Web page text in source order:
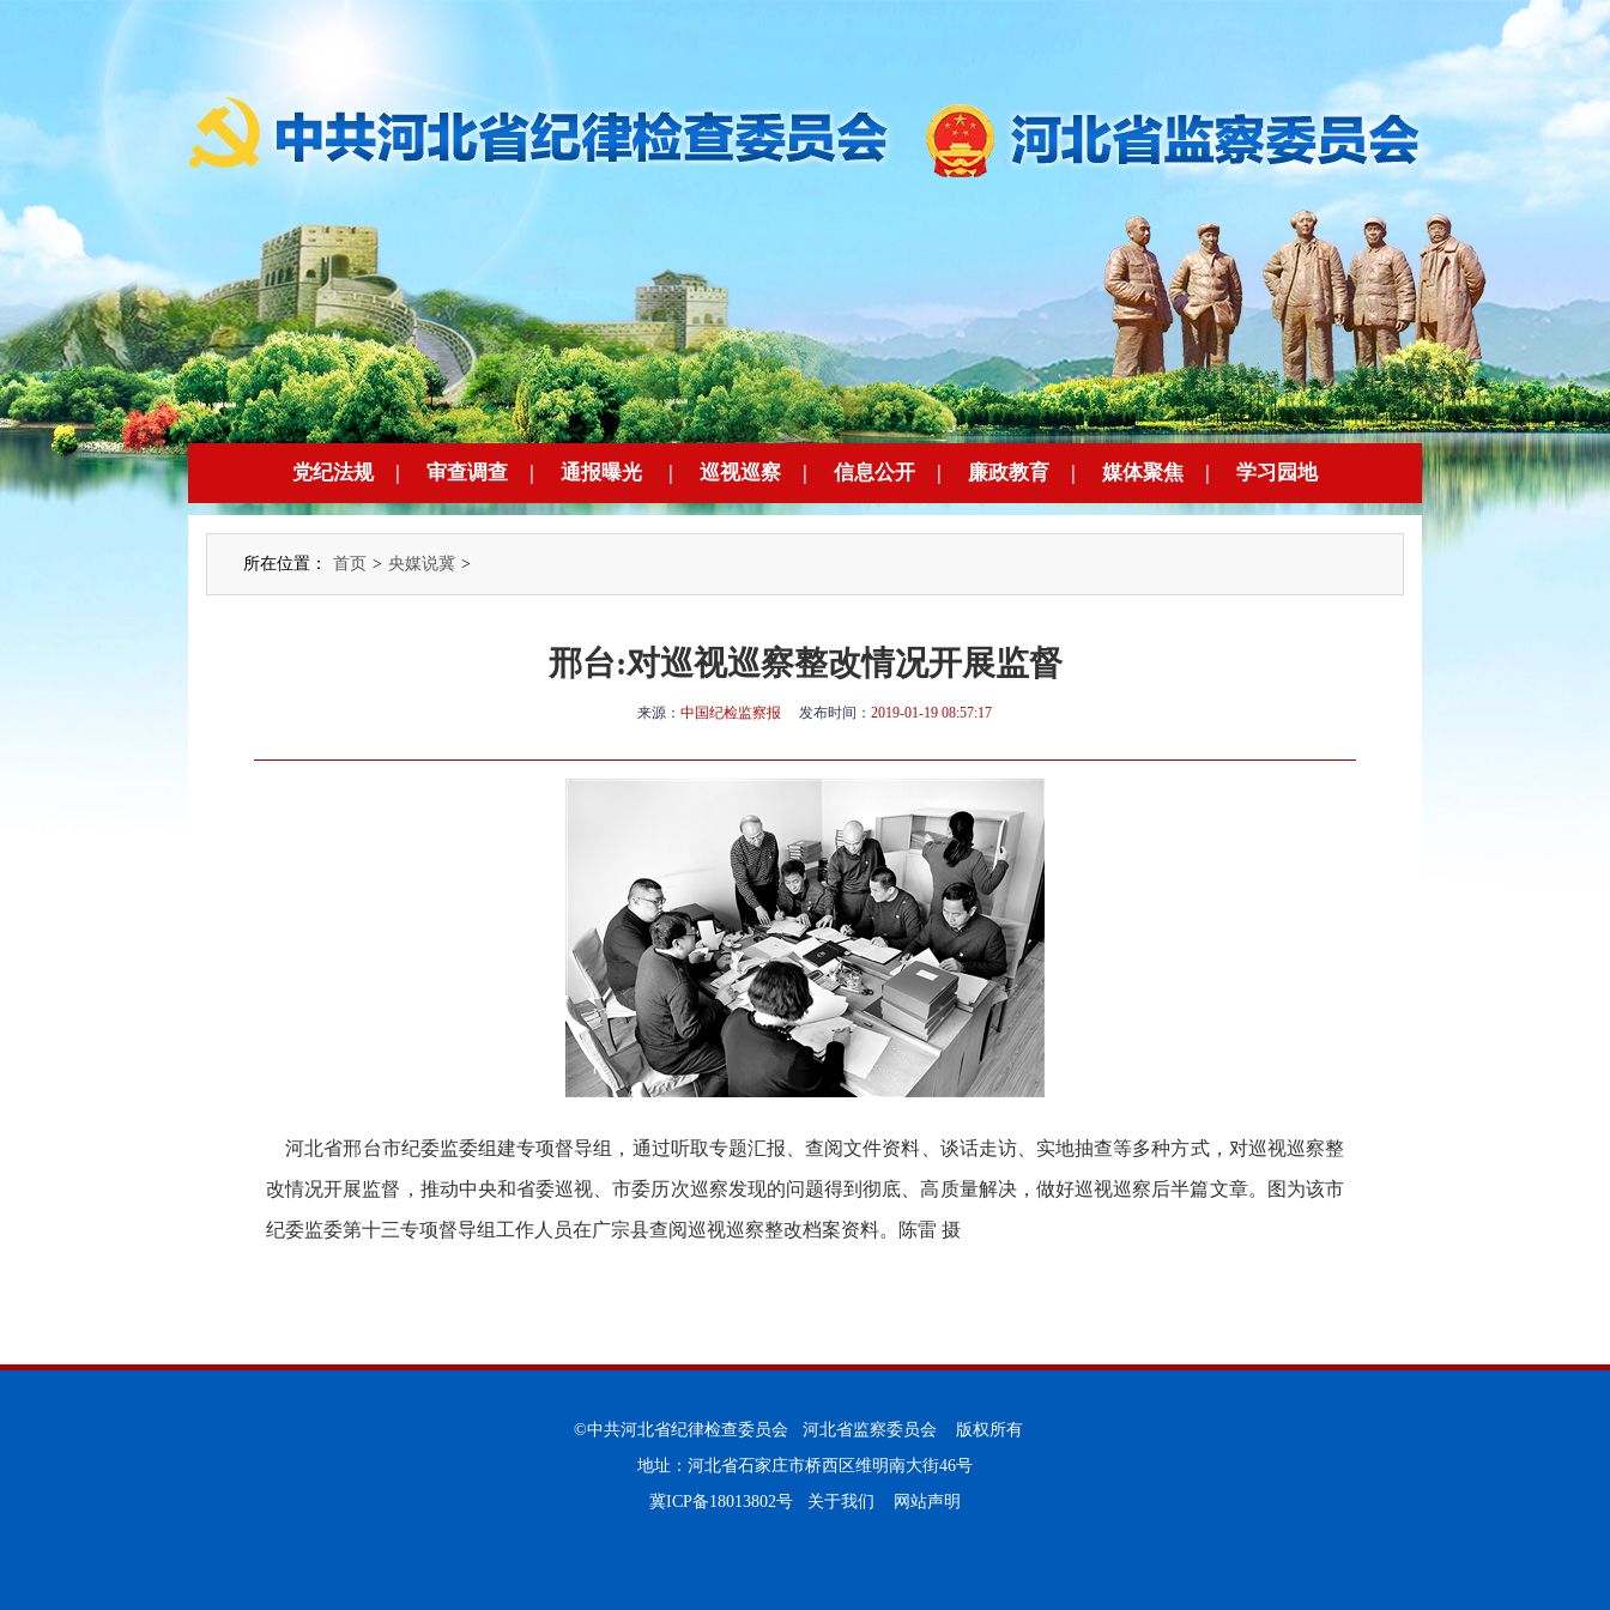
党纪法规 | 审查调查 | 通报曝光 | 巡视巡察 | 信息公开 | 廉政教育 | 媒体聚焦 | 学习园地
所在位置： 首页 > 央媒说冀 >
邢台:对巡视巡察整改情况开展监督
来源： 中国纪检监察报 发布时间： 2019-01-19 08:57:17
河北省邢台市纪委监委组建专项督导组，通过听取专题汇报、查阅文件资料、谈话走访、实地抽查等多种方式，对巡视巡察整
改情况开展监督，推动中央和省委巡视、市委历次巡察发现的问题得到彻底、高质量解决，做好巡视巡察后半篇文章。图为该市
纪委监委第十三专项督导组工作人员在广宗县查阅巡视巡察整改档案资料。陈雷 摄
©中共河北省纪律检查委员会 河北省监察委员会 版权所有
地址：河北省石家庄市桥西区维明南大街46号
冀ICP备18013802号
关于我们 网站声明